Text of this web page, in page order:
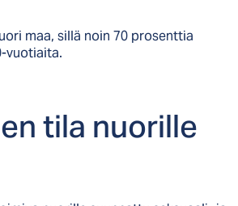
maa, sillä noin 70 prosenttia
vuotiaita.
ti­la nuo­ril­le